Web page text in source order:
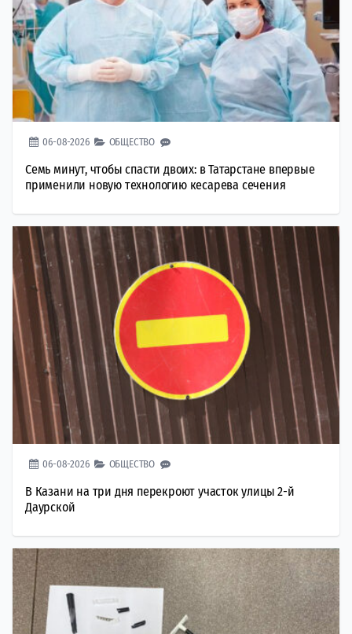
06-08-2026 ОБЩЕСТВО
Семь минут, чтобы спасти двоих: в Татарстане впервые
применили новую технологию кесарева сечения
06-08-2026 ОБЩЕСТВО
В Казани на три дня перекроют участок улицы 2-й
Даурской